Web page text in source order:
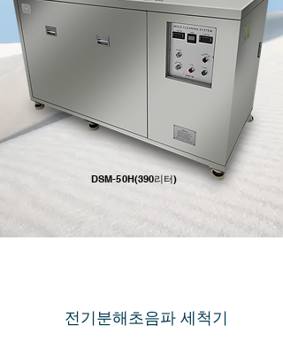
DSM-50H(390리터)
​전기분해초음파 세척기